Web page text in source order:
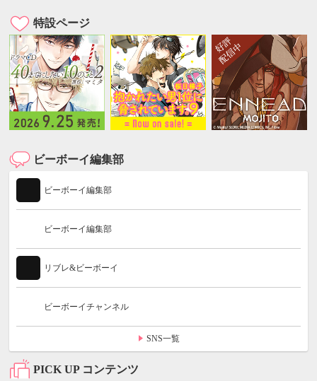
特設ページ
ビーボーイ編集部
ビーボーイ編集部
ビーボーイ編集部
リブレ&ビーボーイ
ビーボーイチャンネル
SNS一覧
PICK UP コンテンツ